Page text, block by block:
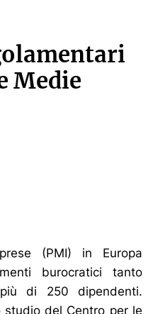
Medie
(PMI) in Europa
burocratici tanto
di 250 dipendenti.
del Centro per le